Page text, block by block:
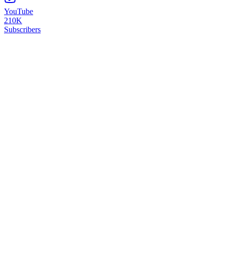
YouTube
210K
Subscribers